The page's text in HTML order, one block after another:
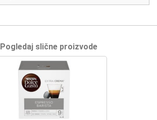
Pogledaj slične proizvode